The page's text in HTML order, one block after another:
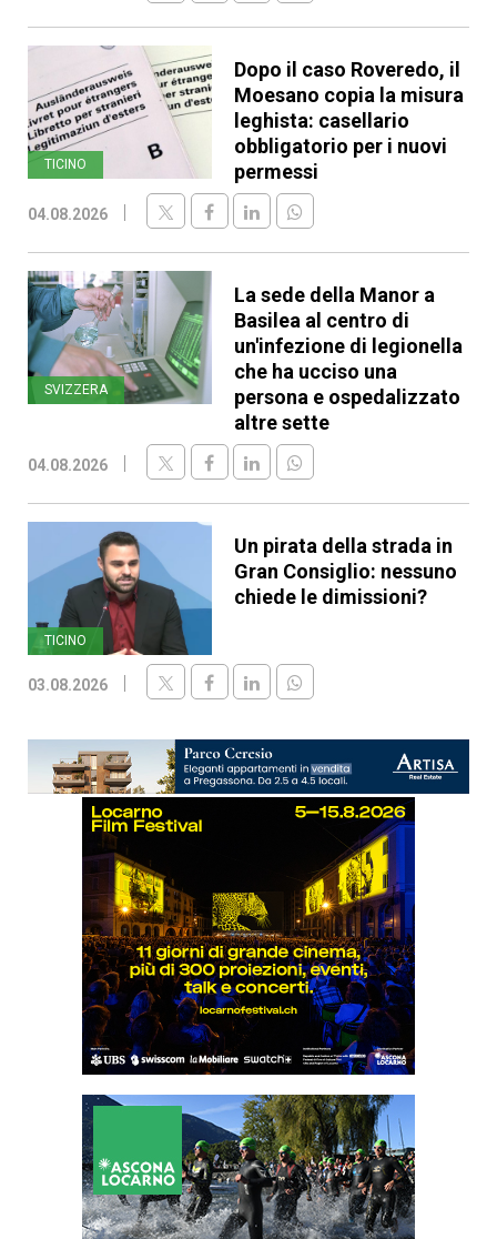
TICINO
Dopo il caso Roveredo, il
Moesano copia la misura
leghista: casellario
obbligatorio per i nuovi
permessi
04.08.2026
SVIZZERA
La sede della Manor a
Basilea al centro di
un'infezione di legionella
che ha ucciso una
persona e ospedalizzato
altre sette
04.08.2026
TICINO
Un pirata della strada in
Gran Consiglio: nessuno
chiede le dimissioni?
03.08.2026